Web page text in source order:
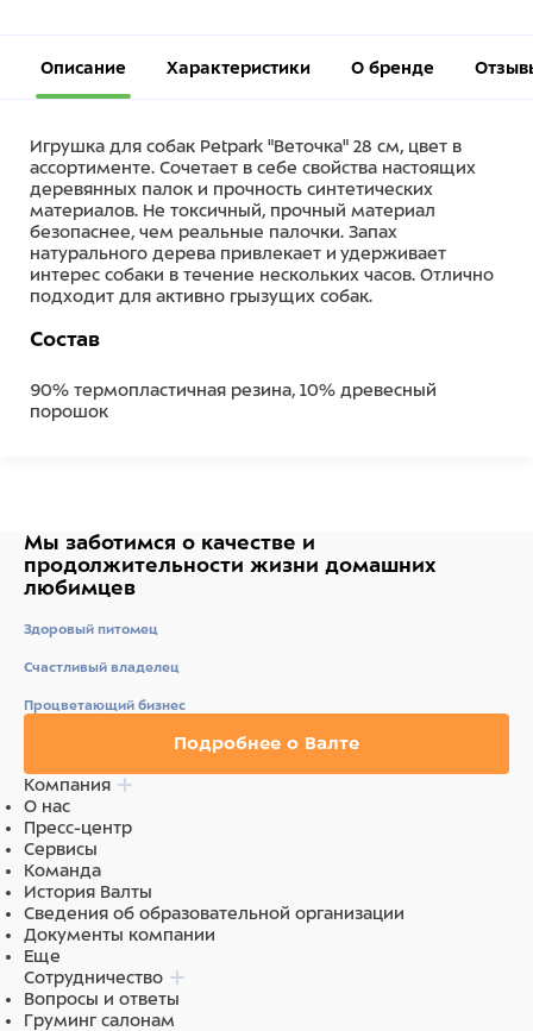
Описание Характеристики О бренде
Игрушка для собак Petpark "Веточка" 28 см, цвет в
ассортименте. Сочетает в себе свойства настоящих
деревянных палок и прочность синтетических
материалов. Не токсичный, прочный материал
безопаснее, чем реальные палочки. Запах
натурального дерева привлекает и удерживает
интерес собаки в течение нескольких часов. Отлично
подходит для активно грызущих собак.
Состав
90% термопластичная резина, 10% древесный
порошок
Мы заботимся о качестве и
продолжительности жизни домашних
любимцев
Здоровый питомец
Счастливый владелец
Процветающий бизнес
Подробнее о Валте
Компания
О нас
Пресс-центр
Сервисы
Команда
История Валты
Сведения об образовательной организации
Документы компании
Еще
Сотрудничество
Вопросы и ответы
Груминг салонам